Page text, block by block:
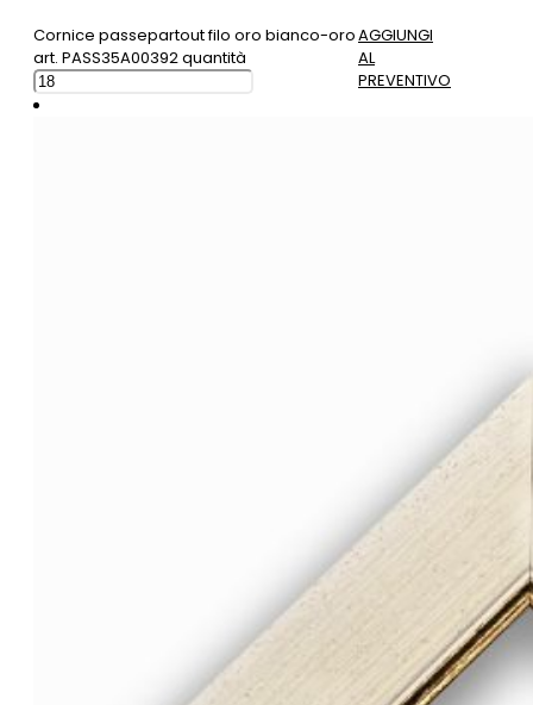
Cornice passepartout filo oro bianco-oro
art. PASS35A00392 quantità
AGGIUNGI
AL
PREVENTIVO